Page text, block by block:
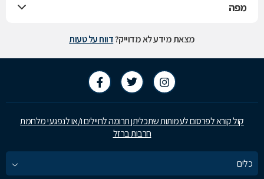
מפה
מצאת מידע לא מדוייק?דווח על טעות
קול קורא לפרסום לעמותות שתכליתן תרומה לחיילים ו/או לנפגעי מלחמת
חרבות ברזל
כלים